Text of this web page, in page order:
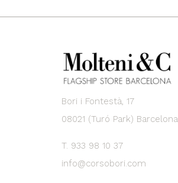
Bori i Fontestà, 17
08021 (Turó Park) Barcelona
T. 933 98 10 37
info@corsobori.com